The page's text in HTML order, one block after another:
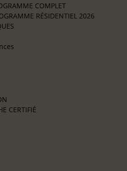
COMPLET
RÉSIDENTIEL 2026
CERTIFIÉ